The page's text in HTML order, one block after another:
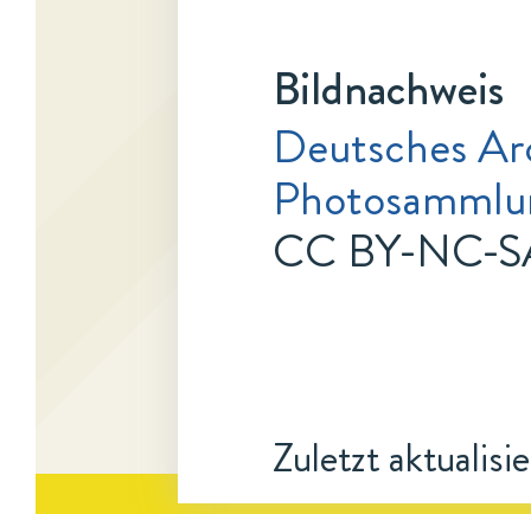
Bildnachweis
Deutsches
CC BY-NC-
Zuletzt